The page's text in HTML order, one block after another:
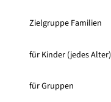
Zielgruppe Familien
für Kinder (jedes Alter)
für Gruppen